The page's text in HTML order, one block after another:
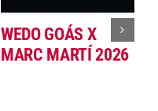
WEDO GOÁS X
MARC MARTÍ 2026